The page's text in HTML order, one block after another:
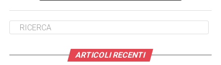
ARTICOLI RECENTI